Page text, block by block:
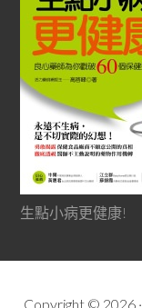
生點小病更健康!
Copyright © 2026 ·